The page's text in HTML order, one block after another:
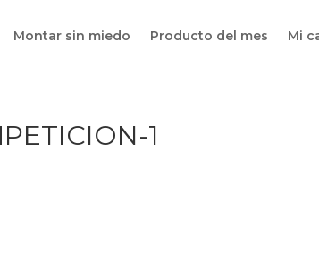
Montar sin miedo Producto del mes Mi
1